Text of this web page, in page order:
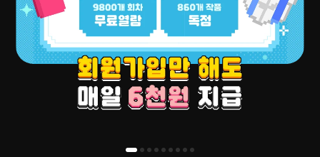
옆에 있는 건 저 하나로
잃은 것들을 되찾으려면
악몽같은 곳에서 난
죽기 직전의 그 순간